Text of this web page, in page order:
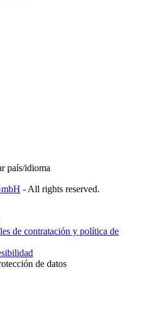
país/idioma
- All rights reserved.
de contratación y política de
de datos